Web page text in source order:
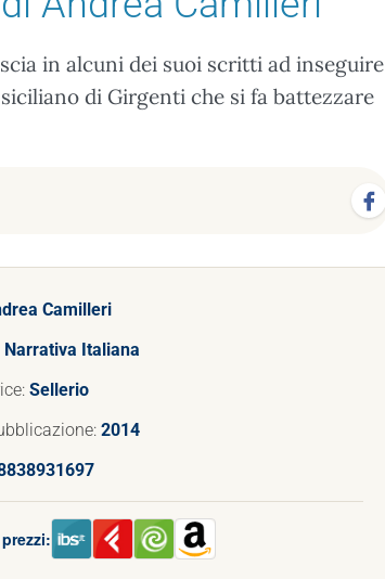
in alcuni dei suoi scritti ad inseguire
di Girgenti che si fa battezzare
Camilleri
Narrativa Italiana
Sellerio
2014